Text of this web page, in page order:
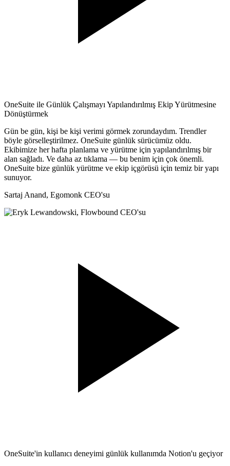
OneSuite ile Günlük Çalışmayı Yapılandırılmış Ekip Yürütmesine
Dönüştürmek
Gün be gün, kişi be kişi verimi görmek zorundaydım. Trendler
böyle görselleştirilmez. OneSuite günlük sürücümüz oldu.
Ekibimize her hafta planlama ve yürütme için yapılandırılmış bir
alan sağladı. Ve daha az tıklama — bu benim için çok önemli.
OneSuite bize günlük yürütme ve ekip içgörüsü için temiz bir yapı
sunuyor.
Sartaj Anand, Egomonk CEO'su
OneSuite'in kullanıcı deneyimi günlük kullanımda Notion'u geçiyor